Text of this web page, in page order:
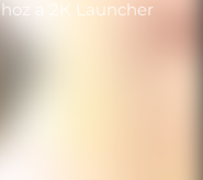
a 2K Launcher